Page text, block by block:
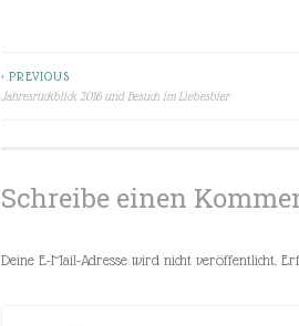
Beitragsnavigation
< PREVIOUS
Jahresrückblick 2016 und Besuch im Liebesbier
Schreibe einen
Deine E-Mail-Adresse wird nicht veröffentlicht.